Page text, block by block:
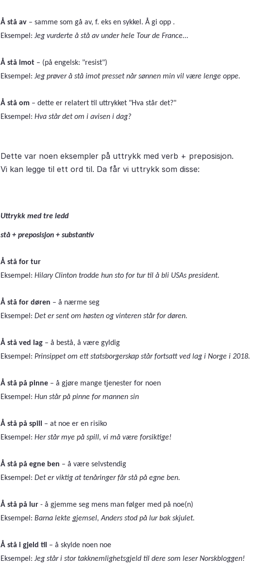
Å stå av – samme som gå av, f. eks en sykkel. Å gi opp .
Eksempel: Jeg vurderte å stå av under hele Tour de France...
Å stå imot – (på engelsk: "resist")
Eksempel: Jeg prøver å stå imot presset når sønnen min vil være lenge oppe.
Å stå om – dette er relatert til uttrykket "Hva står det?"
Eksempel: Hva står det om i avisen i dag?
Dette var noen eksempler på uttrykk med verb + preposisjon.
Vi kan legge til ett ord til. Da får vi uttrykk som disse:
Uttrykk med tre ledd
stå + preposisjon + substantiv
Å stå for tur
Eksempel: Hilary Clinton trodde hun sto for tur til å bli USAs president.
Å stå for døren – å nærme seg
Eksempel: Det er sent om høsten og vinteren står for døren.
Å stå ved lag – å bestå, å være gyldig
Eksempel: Prinsippet om ett statsborgerskap står fortsatt ved lag i Norge i 2018.
Å stå på pinne – å gjøre mange tjenester for noen
Eksempel: Hun står på pinne for mannen sin
Å stå på spill – at noe er en risiko
Eksempel: Her står mye på spill, vi må være forsiktige!
Å stå på egne ben – å være selvstendig
Eksempel: Det er viktig at tenåringer får stå på egne ben.
Å stå på lur - å gjemme seg mens man følger med på noe(n)
Eksempel: Barna lekte gjemsel, Anders stod på lur bak skjulet.
Å stå i gjeld til – å skylde noen noe
Eksempel: Jeg står i stor takknemlighetsgjeld til dere som leser Norskbloggen!